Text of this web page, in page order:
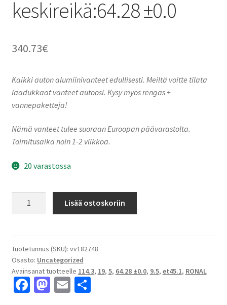
keskireikä:64.28 ±0.0
340.73€
Kaikki auton alumiinivanteet edullisesti. Meiltä voitte tilata
laadukkaat vanteet autoosi. Kysy myös rengas +
vannepaketteja!
Nämä vanteet tulee suoraan Euroopan päävarastolta.
Toimitusaika noin 1-2 viikkoa.
20 varastossa
JET
BLACK
MATT
9.5x19"
Lisää ostoskoriin
Tuotetunnus (SKU): vv182748
Osasto: Uncategorized
Avainsanat tuotteelle 114.3, 19, 5, 64.28 ±0.0, 9.5, et45.1, RONAL
Fa M E S